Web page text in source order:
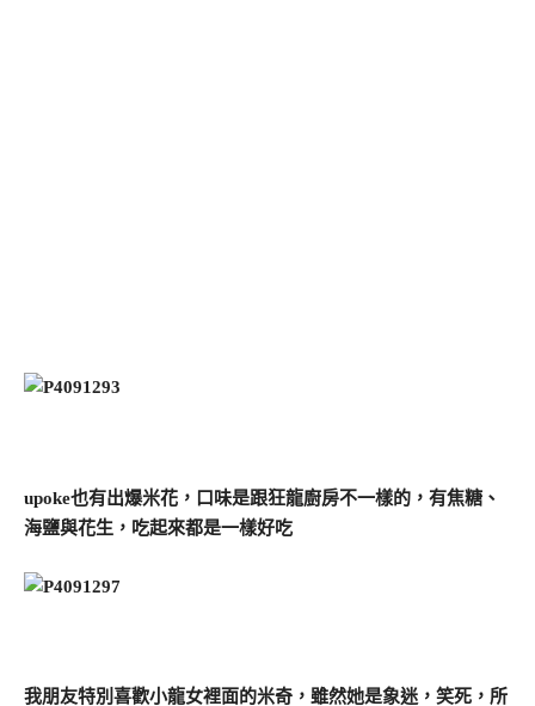
upoke也有出爆米花，口味是跟狂龍廚房不一樣的，有焦糖、
海鹽與花生，吃起來都是一樣好吃
我朋友特別喜歡小龍女裡面的米奇，雖然她是象迷，笑死，所